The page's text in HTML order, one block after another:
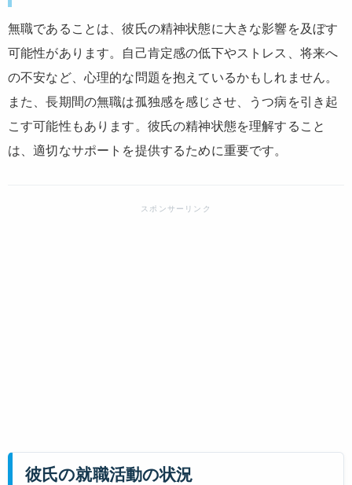
無職であることは、彼氏の精神状態に大きな影響を及ぼす
可能性があります。自己肯定感の低下やストレス、将来へ
の不安など、心理的な問題を抱えているかもしれません。
また、長期間の無職は孤独感を感じさせ、うつ病を引き起
こす可能性もあります。彼氏の精神状態を理解すること
は、適切なサポートを提供するために重要です。
彼氏の就職活動の状況